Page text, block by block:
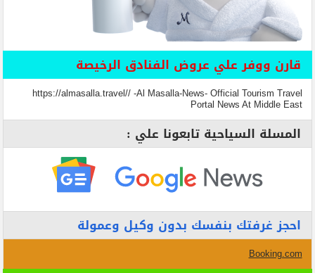
قارن ووفر علي عروض الفنادق الرخيصة
https://almasalla.travel// -Al Masalla-News- Official Tourism Travel
Portal News At Middle East
المسلة السياحية تابعونا علي :
احجز غرفتك بنفسك بدون وكيل وعمولة
Booking.com